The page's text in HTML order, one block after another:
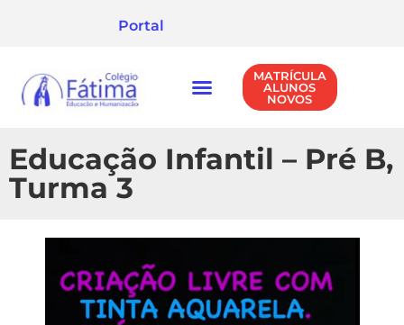
Portal
MATRÍCULA
ALUNOS
NOVOS
Educação Infantil – Pré B,
Turma 3